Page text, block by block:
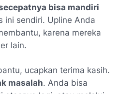
bisa mandiri
ini sendiri. Upline Anda
karena mereka
lain.
ucapkan terima kasih.
masalah. Anda bisa